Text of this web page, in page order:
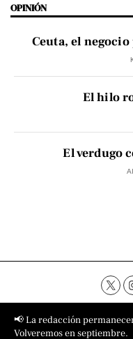
OPINIÓN
Ceuta, el
El hilo
El verdugo
Contacto Aviso
Política de
📢 La redacción
Volveremos en septiembre.